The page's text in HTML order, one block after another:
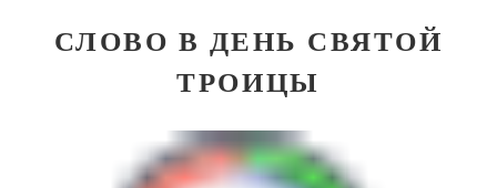
СЛОВО В ДЕНЬ СВЯТОЙ
ТРОИЦЫ